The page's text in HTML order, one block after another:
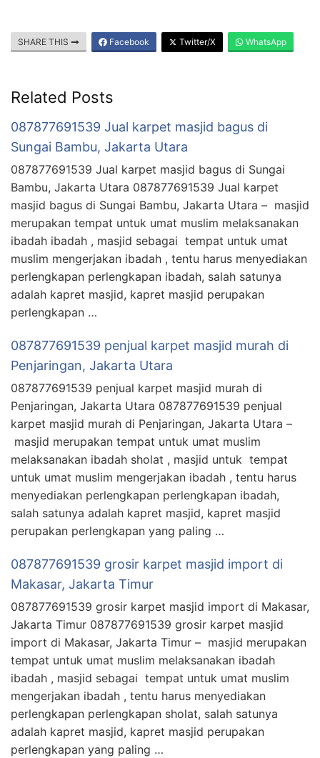
SHARE THIS Facebook Twitter/X WhatsApp
Related Posts
087877691539 Jual karpet masjid bagus di
Sungai Bambu, Jakarta Utara
087877691539 Jual karpet masjid bagus di Sungai
Bambu, Jakarta Utara 087877691539 Jual karpet
masjid bagus di Sungai Bambu, Jakarta Utara – masjid
merupakan tempat untuk umat muslim melaksanakan
ibadah ibadah , masjid sebagai tempat untuk umat
muslim mengerjakan ibadah , tentu harus menyediakan
perlengkapan perlengkapan ibadah, salah satunya
adalah kapret masjid, kapret masjid perupakan
perlengkapan …
087877691539 penjual karpet masjid murah di
Penjaringan, Jakarta Utara
087877691539 penjual karpet masjid murah di
Penjaringan, Jakarta Utara 087877691539 penjual
karpet masjid murah di Penjaringan, Jakarta Utara –
masjid merupakan tempat untuk umat muslim
melaksanakan ibadah sholat , masjid untuk tempat
untuk umat muslim mengerjakan ibadah , tentu harus
menyediakan perlengkapan perlengkapan ibadah,
salah satunya adalah kapret masjid, kapret masjid
perupakan perlengkapan yang paling …
087877691539 grosir karpet masjid import di
Makasar, Jakarta Timur
087877691539 grosir karpet masjid import di Makasar,
Jakarta Timur 087877691539 grosir karpet masjid
import di Makasar, Jakarta Timur – masjid merupakan
tempat untuk umat muslim melaksanakan ibadah
ibadah , masjid sebagai tempat untuk umat muslim
mengerjakan ibadah , tentu harus menyediakan
perlengkapan perlengkapan sholat, salah satunya
adalah kapret masjid, kapret masjid perupakan
perlengkapan yang paling …